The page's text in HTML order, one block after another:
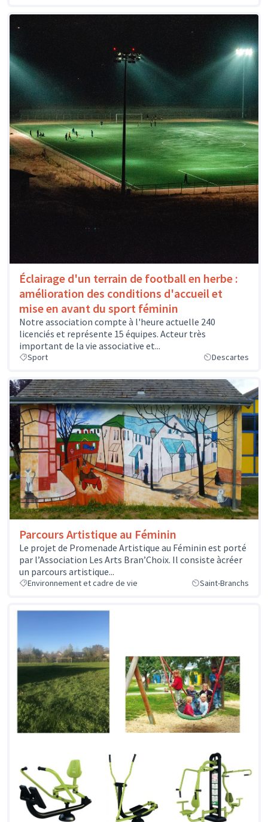
Éclairage d'un terrain de football en herbe :
amélioration des conditions d'accueil et
mise en avant du sport féminin
Notre association compte à l'heure actuelle 240
licenciés et représente 15 équipes. Acteur très
important de la vie associative et...
Sport Descartes
Parcours Artistique au Féminin
Le projet de Promenade Artistique au Féminin est porté
par l’Association Les Arts Bran’Choix. Il consiste àcréer
un parcours artistique...
Environnement et cadre de vie Saint-Branchs